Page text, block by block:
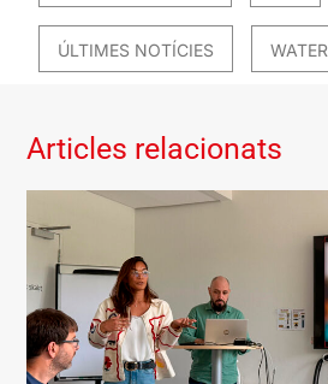
ÚLTIMES NOTÍCIES WATER
Articles relacionats